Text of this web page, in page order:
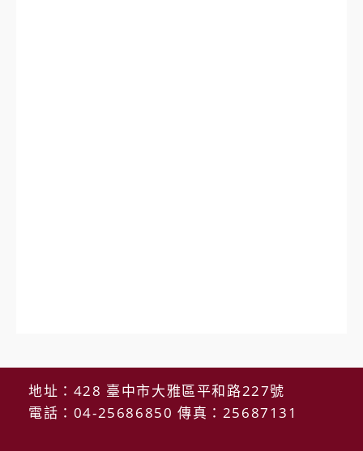
地址：428 臺中市大雅區平和路227號
電話：04-25686850 傳真：25687131